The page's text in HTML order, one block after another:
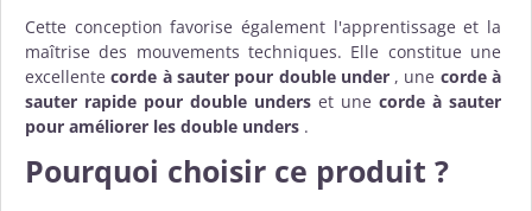
Cette conception favorise également l'apprentissage et la
maîtrise des mouvements techniques. Elle constitue une
excellentecorde à sauter pour double under, une corde à
sauter rapide pour double unders et une corde à sauter
pour améliorer les double unders .
Pourquoi choisir ce produit ?